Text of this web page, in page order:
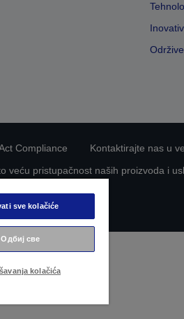
Compliance
Kontaktirajte nas u
veću pristupačnost naših proizvoda i
© 2026 Seiko Epson
sve kolačiće
Одбиј све
kolačića